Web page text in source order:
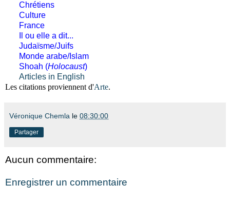
Chrétiens
Culture
France
Il ou elle a dit...
Judaïsme/Juifs
Monde arabe/Islam
Shoah (Holocaust)
Articles in English
Les citations proviennent d'Arte.
Véronique Chemla le 08:30:00
Partager
Aucun commentaire:
Enregistrer un commentaire